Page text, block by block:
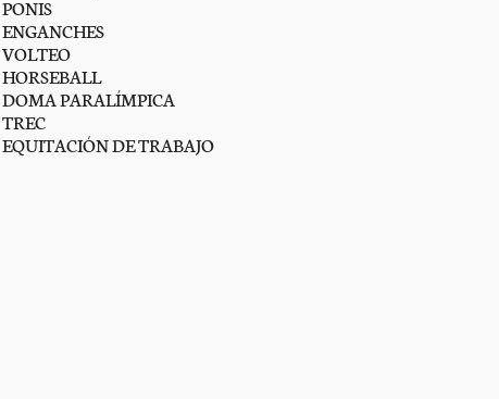
PONIS
ENGANCHES
VOLTEO
HORSEBALL
DOMA PARALÍMPICA
TREC
EQUITACIÓN DE TRABAJO